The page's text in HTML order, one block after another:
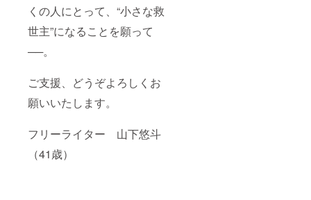
くの人にとって、“小さな救
世主”になることを願って
──。
ご支援、どうぞよろしくお
願いいたします。
フリーライター 山下悠斗
（41歳）